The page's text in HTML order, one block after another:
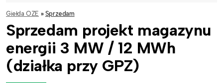
Giełda OZE » Sprzedam
Sprzedam projekt magazynu
energii 3 MW / 12 MWh
(działka przy GPZ)